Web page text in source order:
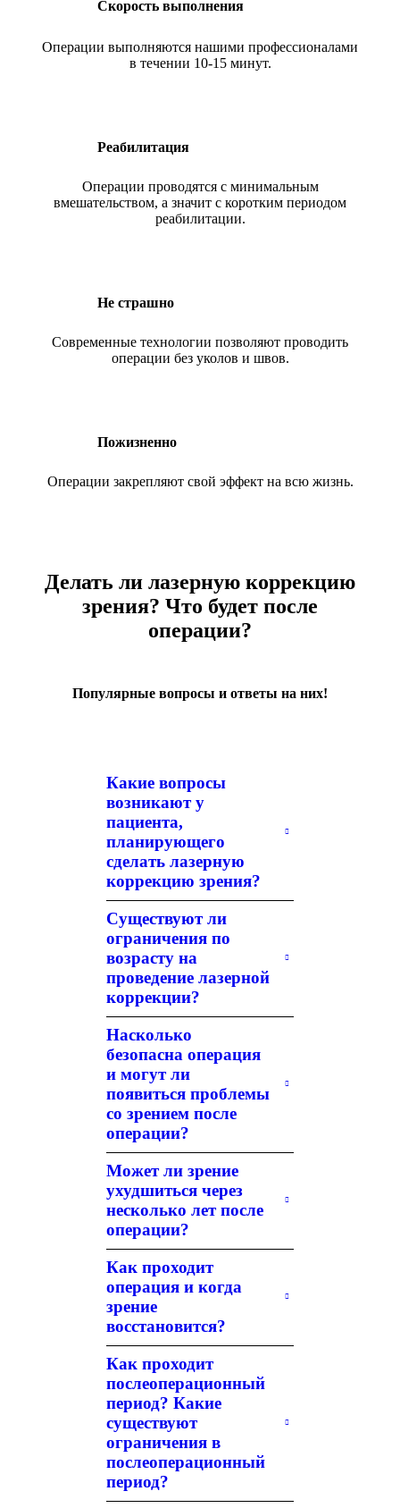
Скорость выполнения
Операции выполняются нашими профессионалами
в течении 10-15 минут.
Реабилитация
Операции проводятся с минимальным
вмешательством, а значит с коротким периодом
реабилитации.
Не страшно
Современные технологии позволяют проводить
операции без уколов и швов.
Пожизненно
Операции закрепляют свой эффект на всю жизнь.
Делать ли лазерную коррекцию
зрения? Что будет после
операции?
Популярные вопросы и ответы на них!
Какие вопросы
возникают у
пациента,
планирующего
сделать лазерную
коррекцию зрения?
Существуют ли
ограничения по
возрасту на
проведение лазерной
коррекции?
Насколько
безопасна операция
и могут ли
появиться проблемы
со зрением после
операции?
Может ли зрение
ухудшиться через
несколько лет после
операции?
Как проходит
операция и когда
зрение
восстановится?
Как проходит
послеоперационный
период? Какие
существуют
ограничения в
послеоперационный
период?